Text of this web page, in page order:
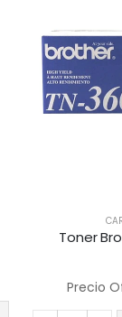
Toner
Precio